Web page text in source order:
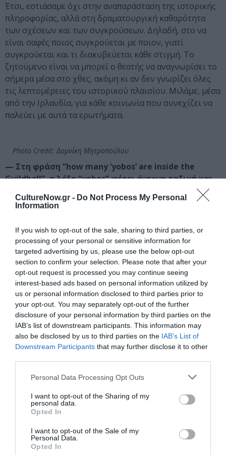
CultureNow.gr - Do Not Process My Personal
Information
If you wish to opt-out of the sale, sharing to third parties, or
processing of your personal or sensitive information for
targeted advertising by us, please use the below opt-out
section to confirm your selection. Please note that after your
opt-out request is processed you may continue seeing
interest-based ads based on personal information utilized by
us or personal information disclosed to third parties prior to
your opt-out. You may separately opt-out of the further
disclosure of your personal information by third parties on the
IAB’s list of downstream participants. This information may
also be disclosed by us to third parties on the IAB’s List of
Downstream Participants that may further disclose it to other
Personal Data Processing Opt Outs
I want to opt-out of the Sharing of my
personal data.
Opted In
I want to opt-out of the Sale of my
Personal Data.
Opted In
Έτσι, εστιάσαμε όχι στην αναπαράσταση της ιστορικής
πληροφορίας, αλλά στη δραματουργική καθαρότητα
των σχέσεων και των συγκρούσεων. Δηλαδή, στο να
είναι σαφές ποιος συγκρούεται με ποιον, γιατί
συγκρούεται και τι διακυβεύεται κάθε στιγμή. Το
ζητούμενο είναι να μπορεί ο θεατής να αναγνωρίσει το
σήμερα μέσα στο χθες, ακόμη κι αν δεν γνωρίζει όλες
τις λεπτομέρειες του ιστορικού πλαισίου. Μιλάμε, μέσα
από την Ιρλανδία, για κάθε κοινωνία που συνεχίζει να
παλεύει με αυτά τα ερωτήματα.
Photo Credit: Δομνίκη Μητροπούλου
— Στη φράση “how many ‘yobos’ are inside the
Guildhall”, η λέξη “yobos” φέρει έντονη ταξική και
αποδώσετε στα ελληνικά ώστε να διατηρηθεί
Μιχάλης Σιώνας: Όπως πολύ σωστά σημειώνετε, η
λέξη αυτή φέρει χλευαστικό πρόσημο και
χρησιμοποιείται για να δηλώσει, με τρόπο αργκοτικό,
συνήθως τον κοινωνικά κατώτερο, ο οποίος θεωρείται
ακαλλιέργητος, ασεβής ή άγριος. Η λέξη που επιλέξαμε,
λαμβάνοντας υπόψη και την υπόθεση του έργου, είναι
η λέξη «μπαχαλάκηδες».
— Μοιάζει ταιριαστή, είναι η αλήθεια! Ποια ήταν η
μεγαλύτερη πρόκληση στη μετάφραση του έργου
και του χιούμορ;
Μιχάλης Σιώνας: Η μεγαλύτερη πρόκληση είναι η
μεταφορά της φρασεολογίας, η οποία καθορίζει και
αποκαλύπτει σε μεγάλο βαθμό το πολιτισμικό πλαίσιο
στο οποίο αναφέρεται το εκάστοτε έργο.